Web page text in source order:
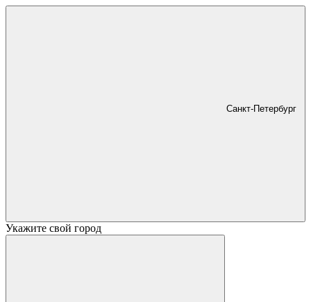
Санкт-Петербург
Укажите свой город